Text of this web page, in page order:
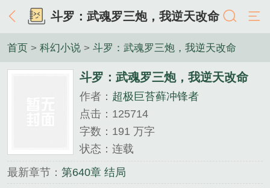
斗罗：武魂罗三炮，我逆天改命
首页 > 科幻小说 > 斗罗：武魂罗三炮，我逆天改命
斗罗：武魂罗三炮，我逆天改命
作者： 超极巨苔藓冲锋者
点击：125714
字数：191 万字
状态：连载
最新章节： 第640章 结局